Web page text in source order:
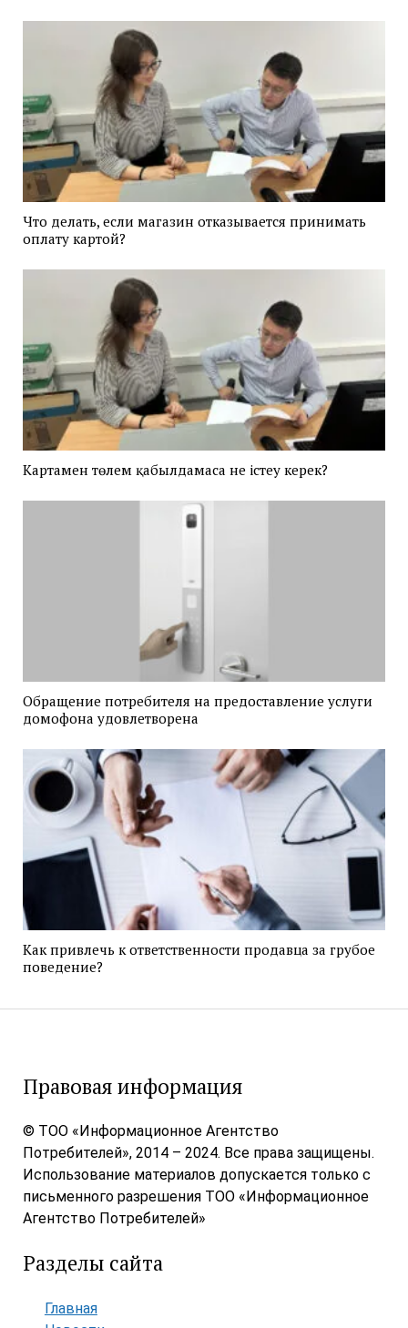
Что делать, если магазин отказывается принимать
оплату картой?
Картамен төлем қабылдамаса не істеу керек?
Обращение потребителя на предоставление услуги
домофона удовлетворена
Как привлечь к ответственности продавца за грубое
поведение?
Правовая информация
© ТОО «Информационное Агентство
Потребителей», 2014 – 2024. Все права защищены.
Использование материалов допускается только с
письменного разрешения ТОО «Информационное
Агентство Потребителей»
Разделы сайта
Главная